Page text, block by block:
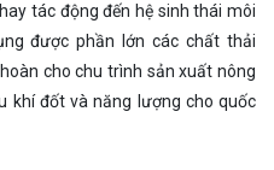
tác động đến hệ sinh thái môi
được phần lớn các chất thải
cho chu trình sản xuất nông
khí đốt và năng lượng cho quốc